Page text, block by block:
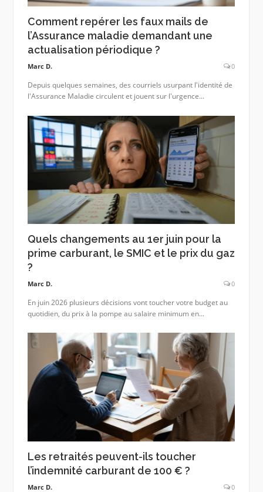
Comment repérer les faux mails de
l’Assurance maladie demandant une
actualisation périodique ?
Marc D. 0
Depuis quelques semaines, des courriels usurpant l'identité de
l'Assurance Maladie circulent et jouent sur l'urgence...
Quels changements au 1er juin pour la
prime carburant, le SMIC et le prix du gaz
?
Marc D. 0
En juin 2026 plusieurs décisions vont toucher votre budget au
quotidien, du prix à la pompe au salaire minimum en...
Les retraités peuvent-ils toucher
l’indemnité carburant de 100 € ?
Marc D. 0